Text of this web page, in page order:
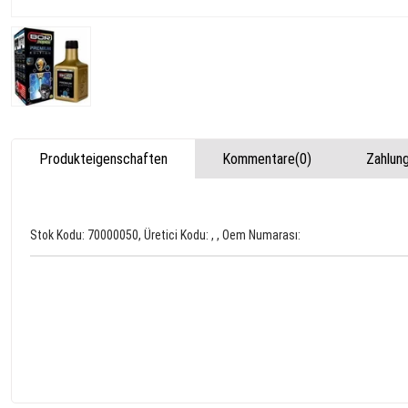
Produkteigenschaften Kommentare(0)
Stok Kodu: 70000050, Üretici Kodu: , , Oem Numarası: